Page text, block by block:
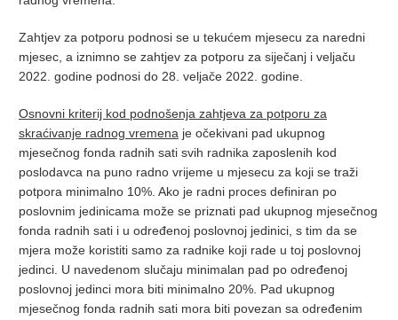
Zahtjev za potporu podnosi se u tekućem mjesecu za naredni
mjesec, a iznimno se zahtjev za potporu za siječanj i veljaču
2022. godine podnosi do 28. veljače 2022. godine.
Osnovni kriterij kod podnošenja zahtjeva za potporu za
skraćivanje radnog vremena je očekivani pad ukupnog
mjesečnog fonda radnih sati svih radnika zaposlenih kod
poslodavca na puno radno vrijeme u mjesecu za koji se traži
potpora minimalno 10%. Ako je radni proces definiran po
poslovnim jedinicama može se priznati pad ukupnog mjesečnog
fonda radnih sati i u određenoj poslovnoj jedinici, s tim da se
mjera može koristiti samo za radnike koji rade u toj poslovnoj
jedinci. U navedenom slučaju minimalan pad po određenoj
poslovnoj jedinci mora biti minimalno 20%. Pad ukupnog
mjesečnog fonda radnih sati mora biti povezan sa određenim